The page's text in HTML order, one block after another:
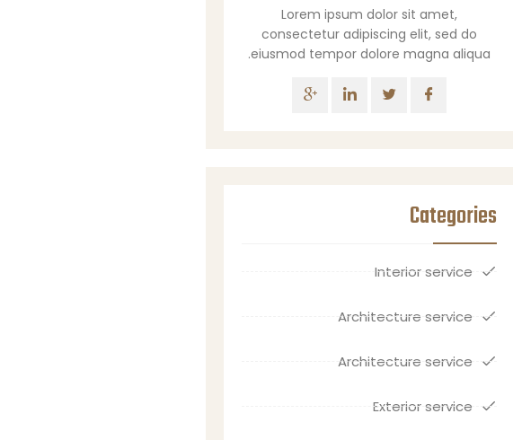
Lorem ipsum dolor sit amet,
consectetur adipiscing elit, sed do
eiusmod tempor dolore magna aliqua.
Categories
Interior service
Architecture service
Architecture service
Exterior service